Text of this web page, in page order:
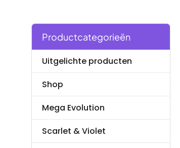
Productcategorieën
Uitgelichte producten
Shop
Mega Evolution
Scarlet & Violet